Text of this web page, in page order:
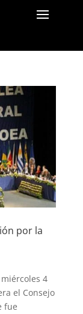
por la
4
el Consejo
fue